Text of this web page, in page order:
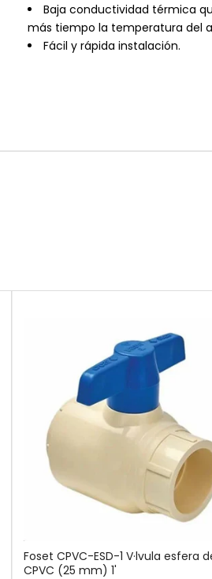
Baja conductividad térmica
más tiempo la temperatura del
Fácil y rápida instalación.
Foset CPVC-ESD-1 V·lvula esfera
CPVC (25 mm) 1'